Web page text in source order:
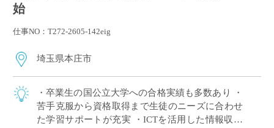
始
仕事NO：T272-2605-142eig
埼玉県本庄市
・卒業生の国公立大学への合格実績も多数あり ・
苦手克服から資格取得まで生徒のニーズに合わせ
た学習サポートが充実 ・ICTを活用した情報収集